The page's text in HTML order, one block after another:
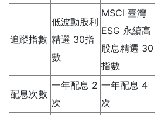
追蹤指數
低波動股利
精選 30指
數
MSCI 臺灣
ESG 永續高
股息精選 30
指數
配息次數
一年配息 2
次
一年配息 4
次